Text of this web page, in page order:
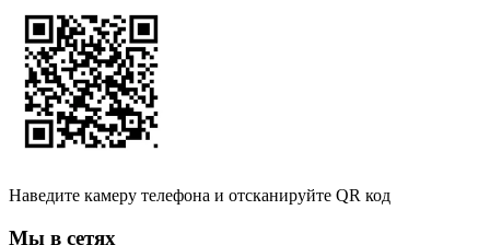
Наведите камеру телефона и отсканируйте QR код
Мы в сетях